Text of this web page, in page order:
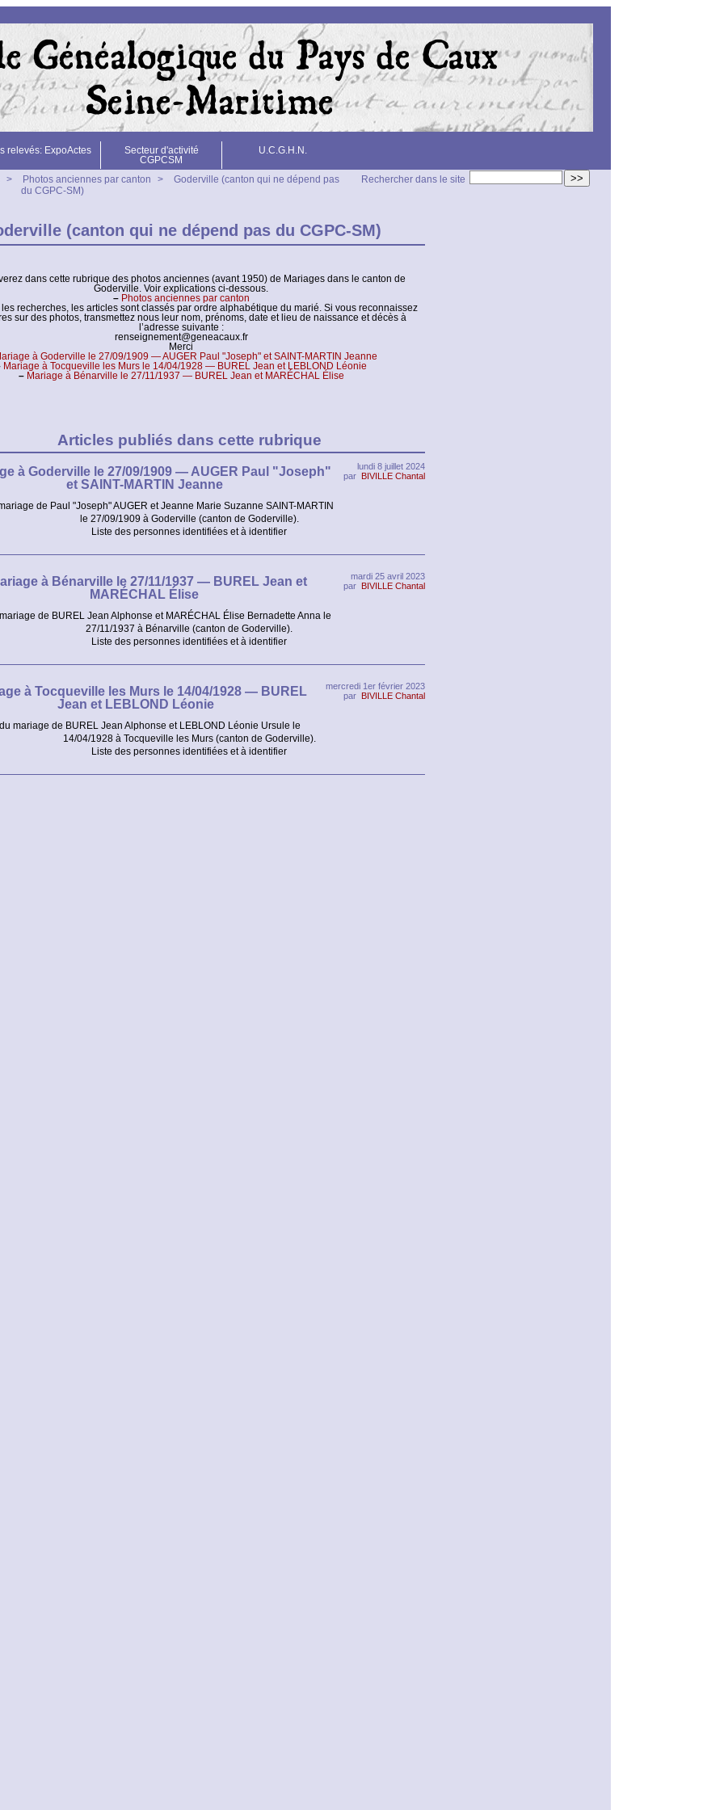
relevés: ExpoActes
Secteur d'activité
CGPCSM
U.C.G.H.N.
>>
Rechercher dans le site
> Photos anciennes par canton >
Goderville (canton qui ne dépend pas
du CGPC-SM)
(canton qui ne dépend pas du CGPC-SM)
dans cette rubrique des photos anciennes (avant 1950) de Mariages dans le canton de
Goderville. Voir explications ci-dessous.
– Photos anciennes par canton
les recherches, les articles sont classés par ordre alphabétique du marié. Si vous reconnaissez
sur des photos, transmettez nous leur nom, prénoms, date et lieu de naissance et décès à
l’adresse suivante :
renseignement@geneacaux.fr
Merci
à Goderville le 27/09/1909 — AUGER Paul "Joseph" et SAINT-MARTIN Jeanne
Mariage à Tocqueville les Murs le 14/04/1928 — BUREL Jean et LEBLOND Léonie
– Mariage à Bénarville le 27/11/1937 — BUREL Jean et MARÉCHAL Élise
Articles publiés dans cette rubrique
lundi 8 juillet 2024
par BIVILLE Chantal
à Goderville le 27/09/1909 — AUGER Paul "Joseph"
et SAINT-MARTIN Jeanne
de Paul "Joseph" AUGER et Jeanne Marie Suzanne SAINT-MARTIN
le 27/09/1909 à Goderville (canton de Goderville).
Liste des personnes identifiées et à identifier
mardi 25 avril 2023
par BIVILLE Chantal
à Bénarville le 27/11/1937 — BUREL Jean et
MARÉCHAL Élise
de BUREL Jean Alphonse et MARÉCHAL Élise Bernadette Anna le
27/11/1937 à Bénarville (canton de Goderville).
Liste des personnes identifiées et à identifier
mercredi 1er février 2023
par BIVILLE Chantal
à Tocqueville les Murs le 14/04/1928 — BUREL
Jean et LEBLOND Léonie
mariage de BUREL Jean Alphonse et LEBLOND Léonie Ursule le
14/04/1928 à Tocqueville les Murs (canton de Goderville).
Liste des personnes identifiées et à identifier